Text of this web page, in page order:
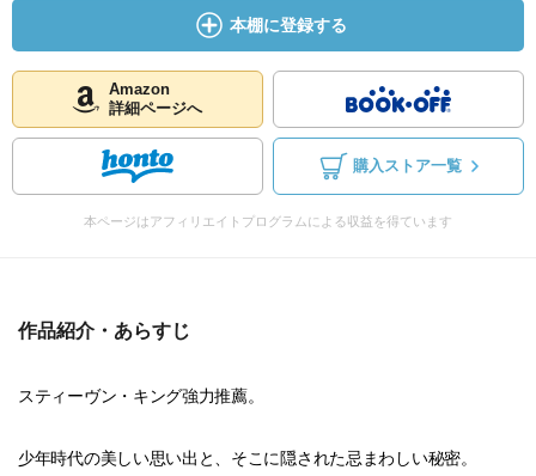
本棚に登録する
Amazon
詳細ページへ
購入ストア一覧
本ページはアフィリエイトプログラムによる収益を得ています
作品紹介・あらすじ
スティーヴン・キング強力推薦。
少年時代の美しい思い出と、そこに隠された忌まわしい秘密。